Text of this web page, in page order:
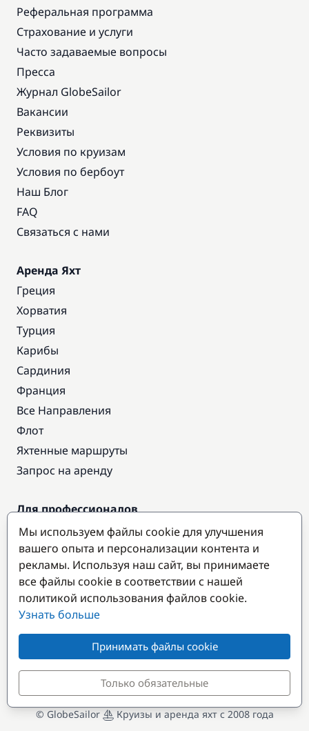
Реферальная программа
Страхование и услуги
Часто задаваемые вопросы
Пресса
Журнал GlobeSailor
Вакансии
Реквизиты
Условия по круизам
Условия по бербоут
Наш Блог
FAQ
Связаться с нами
Аренда Яхт
Греция
Хорватия
Турция
Карибы
Сардиния
Франция
Все Направления
Флот
Яхтенные маршруты
Запрос на аренду
Для профессионалов
Доступ про
Стать партнером
Популярные направления
© GlobeSailor Круизы и аренда яхт с 2008 года
Мы используем файлы cookie для улучшения
вашего опыта и персонализации контента и
рекламы. Используя наш сайт, вы принимаете
все файлы cookie в соответствии с нашей
политикой использования файлов cookie.
Узнать больше
Принимать файлы cookie
Только обязательные